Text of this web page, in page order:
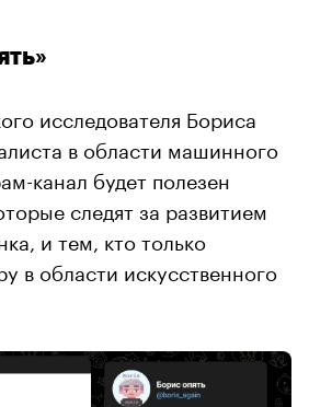
исследователя Бориса
в области машинного
канал будет полезен
следят за развитием
и тем, кто только
в области искусственного